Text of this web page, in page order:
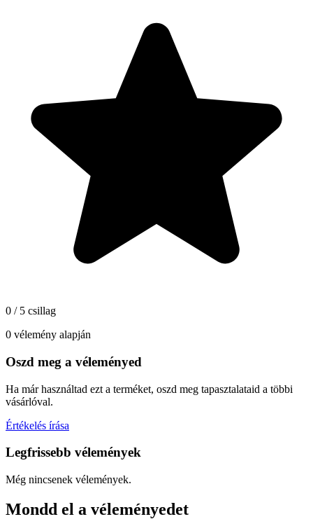
0 / 5 csillag
0 vélemény alapján
Oszd meg a véleményed
Ha már használtad ezt a terméket, oszd meg tapasztalataid a többi
vásárlóval.
Értékelés írása
Legfrissebb vélemények
Még nincsenek vélemények.
Mondd el a véleményedet